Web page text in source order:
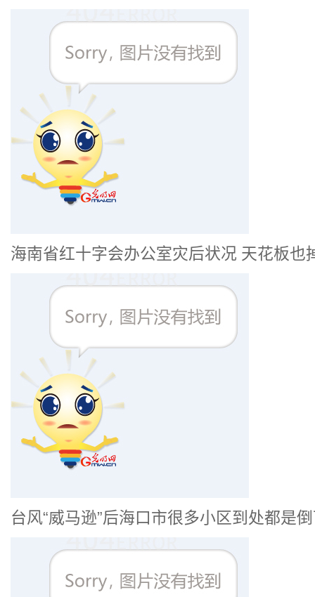
海南省红十字会办公室灾后状况 天花板也
台风“威马逊”后海口市很多小区到处都是